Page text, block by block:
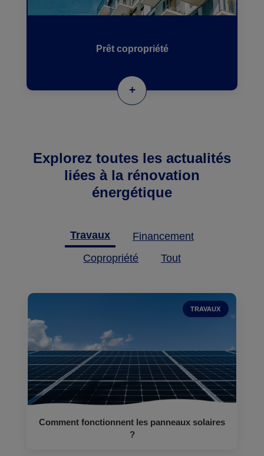
Prêt copropriété
+
Explorez toutes les actualités
liées à la rénovation
énergétique
Travaux
Financement
Copropriété
Tout
TRAVAUX
Comment fonctionnent les panneaux solaires
?